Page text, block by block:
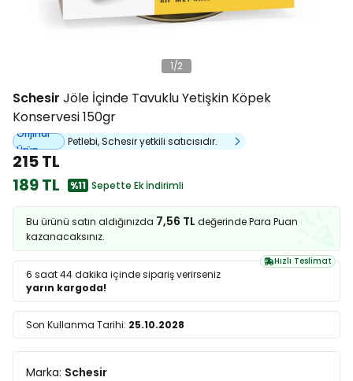
1/2
Schesir Jöle İçinde Tavuklu Yetişkin Köpek
Konservesi 150gr
Orijinal
Ürün
Petlebi, Schesir yetkili satıcısıdır.
215 TL
189 TL
%11 Sepette Ek İndirimli
Bu ürünü satın aldığınızda 7,56 TL değerinde Para Puan
kazanacaksınız.
Hızlı Teslimat
6 saat 44 dakika içinde sipariş verirseniz
yarın kargoda!
Son Kullanma Tarihi: 25.10.2028
Marka: Schesir